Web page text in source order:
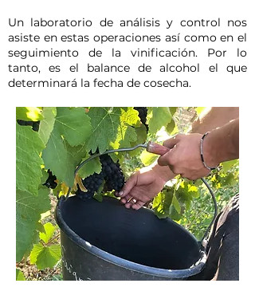
Un laboratorio de análisis y control nos
asiste en estas operaciones así como en el
seguimiento de la vinificación. Por lo
tanto, es el balance de alcohol el que
determinará la fecha de cosecha.